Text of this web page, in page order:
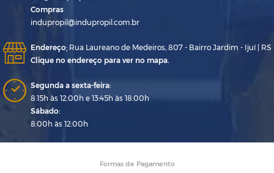
Compras
indupropil@indupropil.com.br
Endereço: Rua Laureano de Medeiros, 807 - Bairro Jardim - Ijuí | RS
Clique no endereço para ver no mapa.
Segunda a sexta-feira:
8:15h às 12:00h e 13:45h às 18:00h
Sábado:
8:00h às 12:00h
Formas de Pagamento